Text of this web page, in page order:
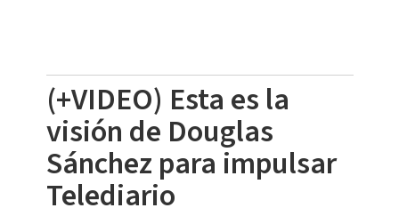
(+VIDEO) Esta es la
visión de Douglas
Sánchez para impulsar
Telediario